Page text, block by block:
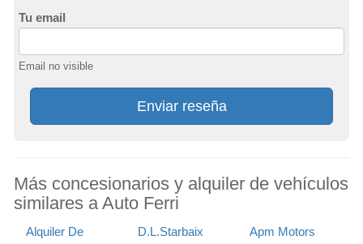
Tu email
Email no visible
Enviar reseña
Más concesionarios y alquiler de vehículos
similares a Auto Ferri
Alquiler De
D.L.Starbaix
Apm Motors